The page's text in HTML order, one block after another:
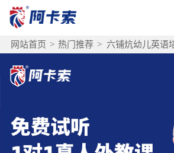
网站首页 > 热门推荐 > 六铺炕幼儿英语